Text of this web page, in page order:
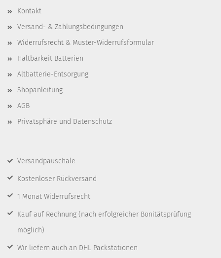
Kontakt
Versand- & Zahlungsbedingungen
Widerrufsrecht & Muster-Widerrufsformular
Haltbarkeit Batterien
Altbatterie-Entsorgung
Shopanleitung
AGB
Privatsphäre und Datenschutz
Versandpauschale
Kostenloser Rückversand
1 Monat Widerrufsrecht
Kauf auf Rechnung (nach erfolgreicher Bonitätsprüfung
möglich)
Wir liefern auch an DHL Packstationen